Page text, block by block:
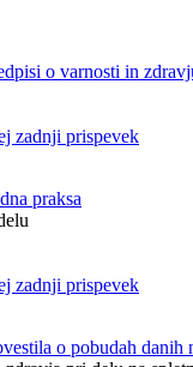
o varnosti in
praksa
o pobudah danih